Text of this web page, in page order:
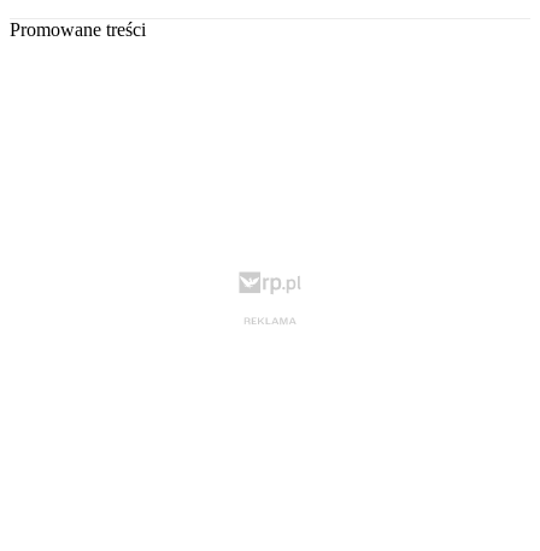
Promowane treści